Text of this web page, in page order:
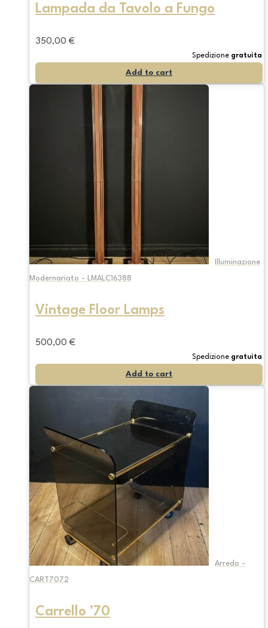
Lampada da Tavolo a Fungo
350,00 €
Spedizione gratuita
Add to cart
Illuminazione
Modernariato - LMALC16388
Vintage Floor Lamps
500,00 €
Spedizione gratuita
Add to cart
Arredo -
CART7072
Carrello ’70